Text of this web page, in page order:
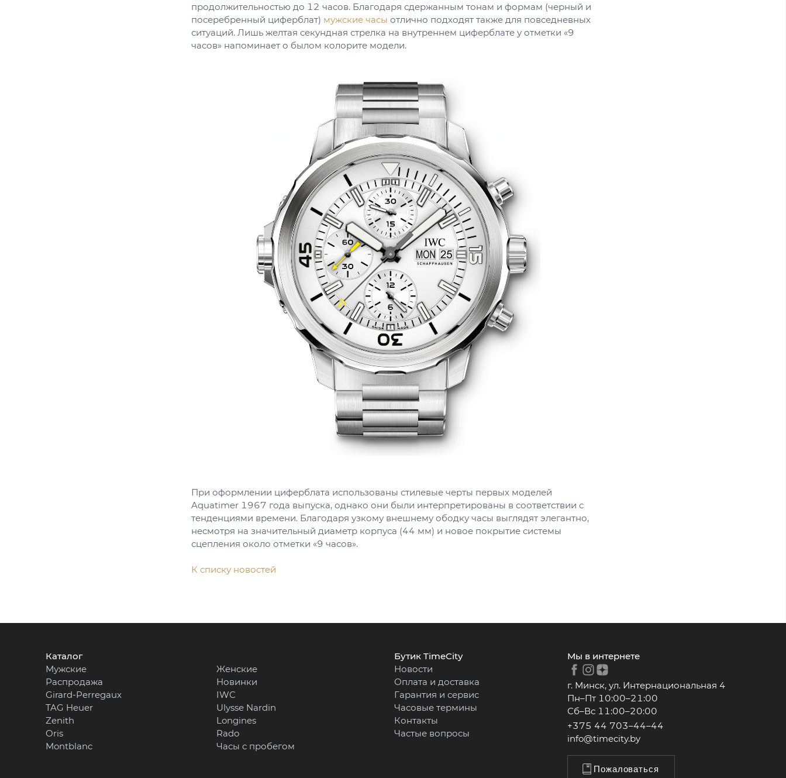
продолжительностью до 12 часов. Благодаря сдержанным тонам и формам (черный и
посеребренный циферблат) мужские часы отлично подходят также для повседневных
ситуаций. Лишь желтая секундная стрелка на внутреннем циферблате у отметки «9
часов» напоминает о былом колорите модели.
При оформлении циферблата использованы стилевые черты первых моделей
Aquatimer 1967 года выпуска, однако они были интерпретированы в соответствии с
тенденциями времени. Благодаря узкому внешнему ободку часы выглядят элегантно,
несмотря на значительный диаметр корпуса (44 мм) и новое покрытие системы
сцепления около отметки «9 часов».
К списку новостей
Каталог
Мужские
Женские
Распродажа
Новинки
Girard-Perregaux
IWC
TAG Heuer
Ulysse Nardin
Zenith
Longines
Oris
Rado
Montblanc
Часы с пробегом
Бутик TimeCity
Новости
Оплата и доставка
Гарантия и сервис
Часовые термины
Контакты
Частые вопросы
Мы в интернете
г. Минск, ул. Интернациональная 4
Пн–Пт 10:00–21:00
Сб–Вс 11:00–20:00
+375 44 703–44–44
info@timecity.by
Пожаловаться